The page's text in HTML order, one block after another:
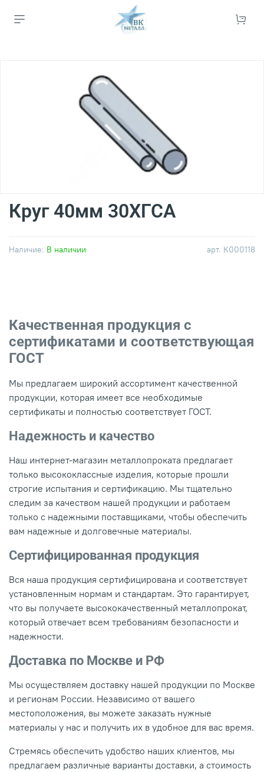
арт. К000118
Наличие: В наличии
Круг 40мм 30ХГСА
Качественная продукция с
сертификатами и соответствующая
ГОСТ
Мы предлагаем широкий ассортимент качественной
продукции, которая имеет все необходимые
сертификаты и полностью соответствует ГОСТ.
Надежность и качество
Наш интернет-магазин металлопроката предлагает
только высококлассные изделия, которые прошли
строгие испытания и сертификацию. Мы тщательно
следим за качеством нашей продукции и работаем
только с надежными поставщиками, чтобы обеспечить
вам надежные и долговечные материалы.
Сертифицированная продукция
Вся наша продукция сертифицирована и соответствует
установленным нормам и стандартам. Это гарантирует,
что вы получаете высококачественный металлопрокат,
который отвечает всем требованиям безопасности и
надежности.
Доставка по Москве и РФ
Мы осуществляем доставку нашей продукции по Москве
и регионам России. Независимо от вашего
местоположения, вы можете заказать нужные
материалы у нас и получить их в удобное для вас время.
Стремясь обеспечить удобство наших клиентов, мы
предлагаем различные варианты доставки, а стоимость